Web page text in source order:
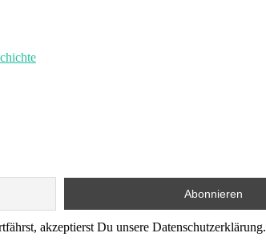
akzeptierst Du unsere Datenschutzerklärung.